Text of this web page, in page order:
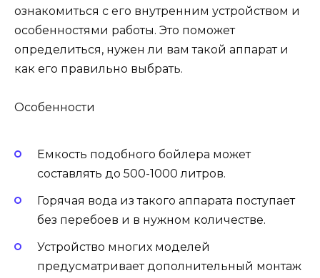
ознакомиться с его внутренним устройством и
особенностями работы. Это поможет
определиться, нужен ли вам такой аппарат и
как его правильно выбрать.
Особенности
Емкость подобного бойлера может
составлять до 500-1000 литров.
Горячая вода из такого аппарата поступает
без перебоев и в нужном количестве.
Устройство многих моделей
предусматривает дополнительный монтаж